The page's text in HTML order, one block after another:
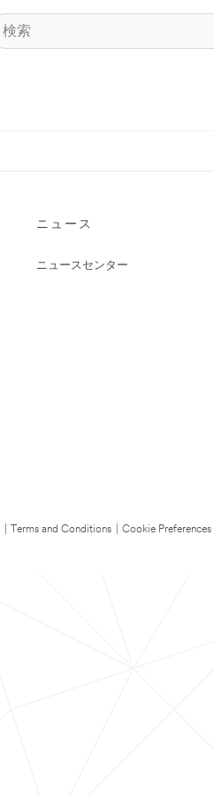
ニュース
ニュースセンター
Terms and Conditions
Cookie Preferences